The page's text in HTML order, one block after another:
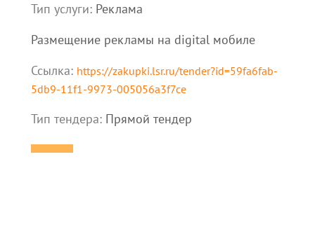
Тип услуги: Реклама
Размещение рекламы на digital мобиле
Ссылка: https://zakupki.lsr.ru/tender?id=59fa6fab-
5db9-11f1-9973-005056a3f7ce
Тип тендера: Прямой тендер